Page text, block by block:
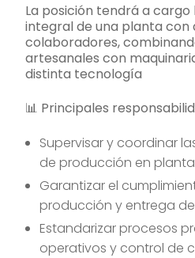
La posición tendrá a
integral de una planta
colaboradores,
artesanales con
distinta tecnología
📊 Principales
Supervisar y coordinar
de producción en
Garantizar el
producción y entrega
Estandarizar procesos
operativos y control de